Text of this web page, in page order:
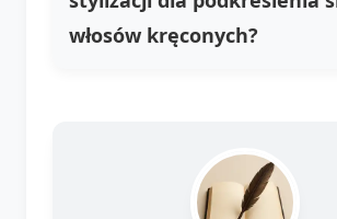
włosów kręconych?